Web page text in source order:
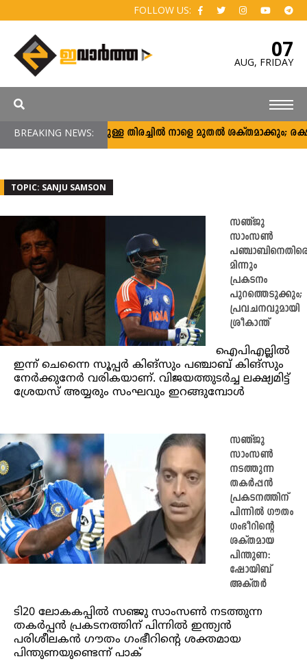
FOLLOW US:
07
AUG, FRIDAY
BREAKING NEWS:
ഷിജിനായുള്ള തിരച്ചിൽ നാളെ മുതൽ ശക്തമാക്കും;
TOPIC: SANJU SAMSON
സഞ്ജു
സാംസൺ
മിന്നും
പ്രകടനം
പുറത്തെടുക്കും;
പ്രവചനവുമായി
ശ്രീകാന്ത്
ഐപിഎല്ലിൽ
ഇന്ന് ചെന്നെെ സൂപ്പർ കിങ്സും പഞ്ചാബ് കിങ്സും
നേർക്കുനേർ വരികയാണ്. വിജയത്തുടർച്ച ലക്ഷ്യമിട്ട്
ശ്രേയസ് അയ്യരും സംഘവും ഇറങ്ങുമ്പോൾ
സഞ്ജു
സാംസൺ
നടത്തുന്ന
തകർപ്പൻ
പ്രകടനത്തിന്
പിന്നിൽ ഗൗതം
ഗംഭീറിന്‍റെ
ശക്തമായ
പിന്തുണ:
ഷോയിബ്
അക്തർ
ടി20 ലോകകപ്പിൽ സഞ്ജു സാംസൺ നടത്തുന്ന
തകർപ്പൻ പ്രകടനത്തിന് പിന്നിൽ ഇന്ത്യൻ
പരിശീലകൻ ഗൗതം ഗംഭീറിന്‍റെ ശക്തമായ
പിന്തുണയുണ്ടെന്ന് പാക്